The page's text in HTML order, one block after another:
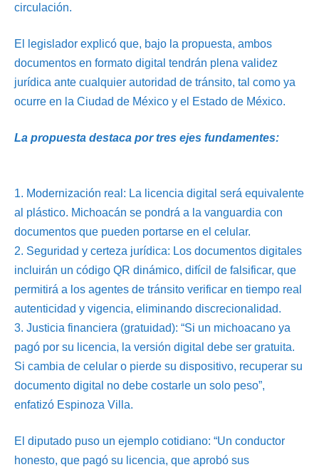
circulación.
El legislador explicó que, bajo la propuesta, ambos
documentos en formato digital tendrán plena validez
jurídica ante cualquier autoridad de tránsito, tal como ya
ocurre en la Ciudad de México y el Estado de México.
La propuesta destaca por tres ejes fundamentes:
1.⁠ ⁠Modernización real: La licencia digital será equivalente
al plástico. Michoacán se pondrá a la vanguardia con
documentos que pueden portarse en el celular.
2.⁠ ⁠Seguridad y certeza jurídica: Los documentos digitales
incluirán un código QR dinámico, difícil de falsificar, que
permitirá a los agentes de tránsito verificar en tiempo real
autenticidad y vigencia, eliminando discrecionalidad.
3.⁠ ⁠Justicia financiera (gratuidad): “Si un michoacano ya
pagó por su licencia, la versión digital debe ser gratuita.
Si cambia de celular o pierde su dispositivo, recuperar su
documento digital no debe costarle un solo peso”,
enfatizó Espinoza Villa.
El diputado puso un ejemplo cotidiano: “Un conductor
honesto, que pagó su licencia, que aprobó sus